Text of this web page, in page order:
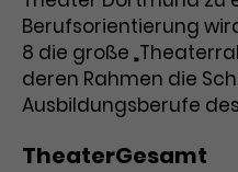
und es
Name
Laufzeit 2 Jahre
Dieses
Analytics
Marketing
Diese Gruppe
ermöglichen die
Werbekampagnen zu
Conversions zu
uns dabei
Berufsorientierung
8 die große
deren Rahmen die
Ausbildungsberufe
TheaterGesamt